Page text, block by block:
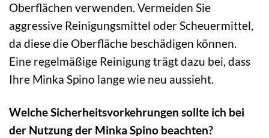
Oberflächen verwenden. Vermeiden Sie
aggressive Reinigungsmittel oder Scheuermittel,
da diese die Oberfläche beschädigen können.
Eine regelmäßige Reinigung trägt dazu bei, dass
Ihre Minka Spino lange wie neu aussieht.
Welche Sicherheitsvorkehrungen sollte ich bei
der Nutzung der Minka Spino beachten?